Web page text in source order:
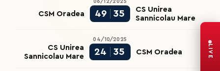
06/12/2025
CSM Oradea 49 35
CS Unirea
Sannicolau Mare
04/10/2025
CS Unirea
Sannicolau Mare
24 35 CSM Oradea LIVE